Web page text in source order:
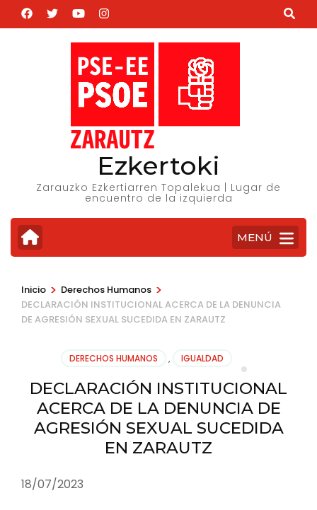
Saltar
al
Ezkertoki
Zarauzko Ezkertiarren Topalekua | Lugar de
encuentro de la izquierda
MENÚ
Inicio > Derechos Humanos >
DECLARACIÓN INSTITUCIONAL ACERCA DE LA DENUNCIA
DE AGRESIÓN SEXUAL SUCEDIDA EN ZARAUTZ
DERECHOS HUMANOS , IGUALDAD
DECLARACIÓN INSTITUCIONAL
ACERCA DE LA DENUNCIA DE
AGRESIÓN SEXUAL SUCEDIDA
EN ZARAUTZ
18/07/2023